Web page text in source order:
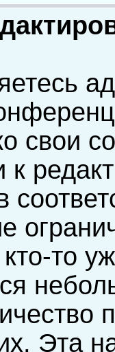
свои
к
то
Эта